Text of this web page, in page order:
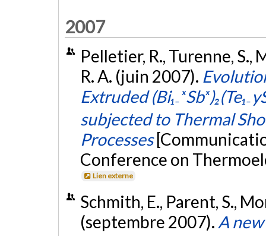
2007
Pelletier, R., Turenne, S.,
R. A. (juin 2007).
Extruded
subjected to Thermal
Processes
Conference on
Lien externe
Schmith, E., Parent, S.,
(septembre 2007). A